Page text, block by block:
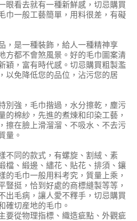
眼看去就有一種新鮮感，切忌購買
巾一般工藝簡單，用料很差，有礙
是一種裝飾，給人一種精神享
方都不會煞風景。好的毛巾圖案清
穎，富有時代感。切忌購買粗製濫
以免降低您的品位，沾污您的居
強，毛巾揩過，水分擦乾，塵污
的棉紗，先進的煮煉和印染工藝，
擦在臉上滑溜溜、不吸水、不去污
量。
同的款式，有螺旋、割絨、素
檔、緞邊、繡花、貼花、排須、鑲
的毛巾一般用料考究，質量上乘，
豎挺，恰到好處的商標縫製等等，
出毛病，讓人愛不釋手，切忌購買
確切産地的毛巾。
從物理指標、織造疵點、外觀疵